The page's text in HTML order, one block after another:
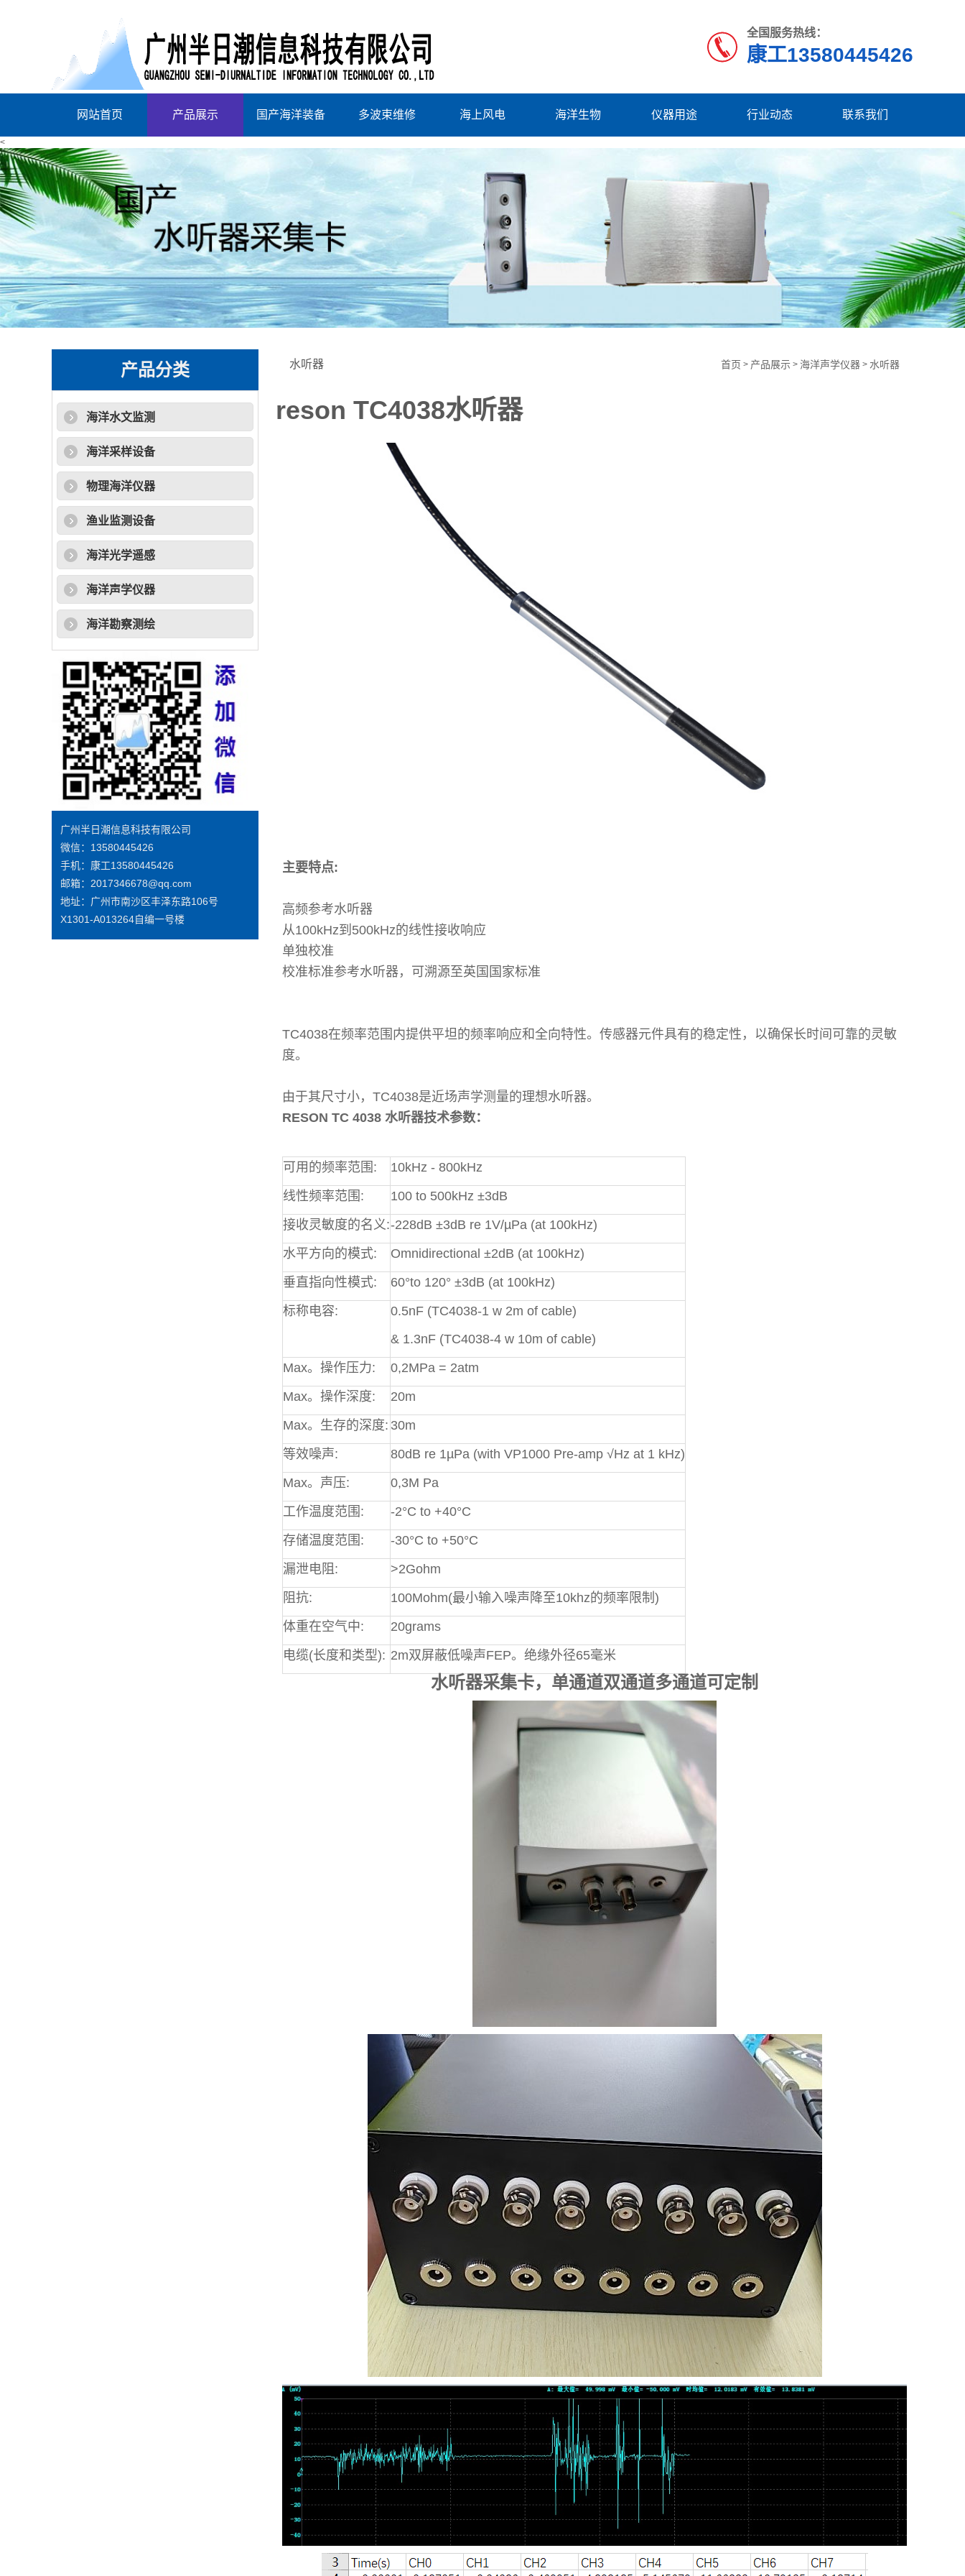
全国服务热线：
康工13580445426
网站首页 产品展示 国产海洋装备 多波束维修 海上风电 海洋生物 仪器用途 行业动态 联系我们
<
产品分类
海洋水文监测
海洋采样设备
物理海洋仪器
渔业监测设备
海洋光学遥感
海洋声学仪器
海洋勘察测绘
广州半日潮信息科技有限公司
微信：13580445426
手机：康工13580445426
邮箱：2017346678@qq.com
地址：广州市南沙区丰泽东路106号
X1301-A013264自编一号楼
水听器 首页 > 产品展示 > 海洋声学仪器 > 水听器
reson TC4038水听器
主要特点:
高频参考水听器
从100kHz到500kHz的线性接收响应
单独校准
校准标准参考水听器，可溯源至英国国家标准
TC4038在频率范围内提供平坦的频率响应和全向特性。传感器元件具有的稳定性，以确保长时间可靠的灵敏
度。
由于其尺寸小，TC4038是近场声学测量的理想水听器。
RESON TC 4038 水听器技术参数：
可用的频率范围:
10kHz - 800kHz
线性频率范围:
100 to 500kHz ±3dB
接收灵敏度的名义:-228dB ±3dB re 1V/µPa (at 100kHz)
水平方向的模式:
Omnidirectional ±2dB (at 100kHz)
垂直指向性模式:
60°to 120° ±3dB (at 100kHz)
标称电容:
0.5nF (TC4038-1 w 2m of cable)
& 1.3nF (TC4038-4 w 10m of cable)
Max。操作压力:
0,2MPa = 2atm
Max。操作深度:
20m
Max。生存的深度: 30m
等效噪声:
80dB re 1µPa (with VP1000 Pre-amp √Hz at 1 kHz)
Max。声压:
0,3M Pa
工作温度范围:
-2°C to +40°C
存储温度范围:
-30°C to +50°C
漏泄电阻:
>2Gohm
阻抗:
100Mohm(最小输入噪声降至10khz的频率限制)
体重在空气中:
20grams
电缆(长度和类型): 2m双屏蔽低噪声FEP。绝缘外径65毫米
水听器采集卡，单通道双通道多通道可定制